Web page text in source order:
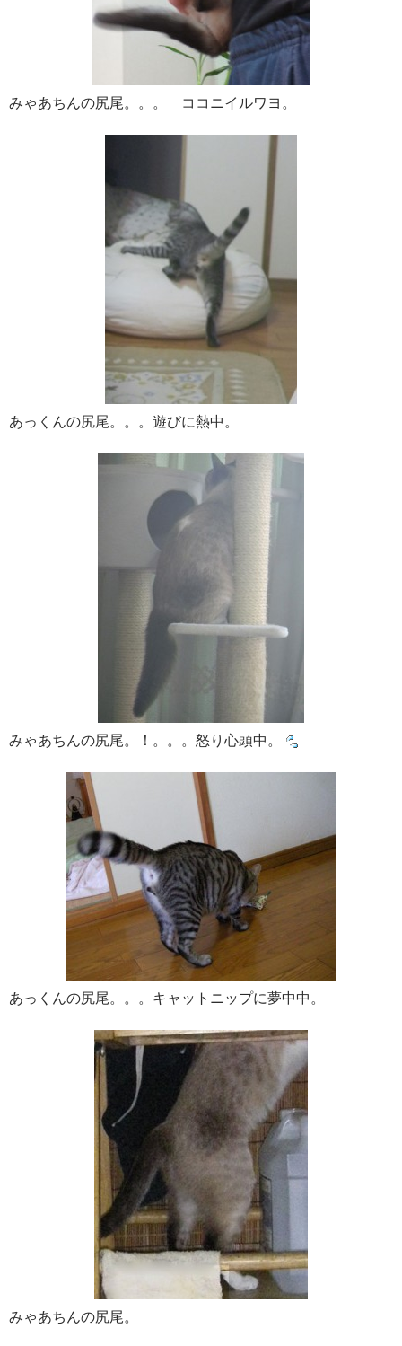
みゃあちんの尻尾。。。 ココニイルワヨ。
あっくんの尻尾。。。遊びに熱中。
みゃあちんの尻尾。！。。。怒り心頭中。
あっくんの尻尾。。。キャットニップに夢中中。
みゃあちんの尻尾。